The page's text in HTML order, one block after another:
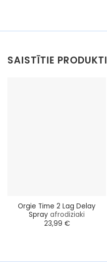
SAISTĪTIE PRODUKTI
Orgie Time 2 Lag Delay
Spray afrodiziaki
23,99 €